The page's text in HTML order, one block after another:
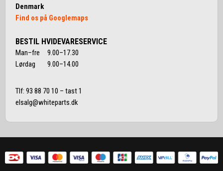
Denmark
Find os på Googlemaps
BESTIL HVIDEVARESERVICE
Man–fre 9.00–17.30
Lørdag 9.00–14.00
Tlf: 93 88 70 10 – tast 1
elsalg@whiteparts.dk